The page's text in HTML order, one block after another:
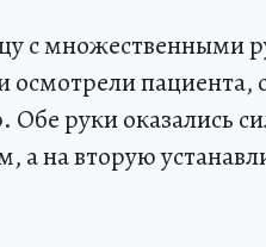
с множественными
пациента,
руки оказались
на вторую